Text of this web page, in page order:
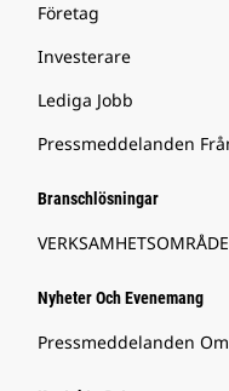
Företag
Investerare
Lediga Jobb
Pressmeddelanden
Branschlösningar
Nyheter Och Evenemang
Pressmeddelanden